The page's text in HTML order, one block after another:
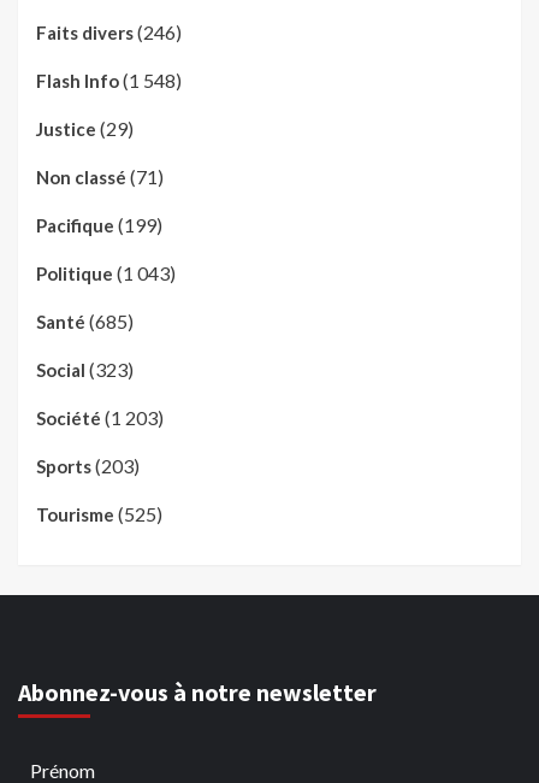
Faits divers(246)
Flash Info(1 548)
Justice (29)
Non classé (71)
Pacifique (199)
Politique (1 043)
Santé (685)
Social (323)
Société (1 203)
Sports(203)
Tourisme (525)
Abonnez-vous à notre newsletter
Prénom